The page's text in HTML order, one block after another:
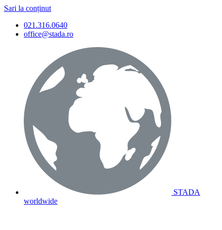
Sari la conținut
021.316.0640
office@stada.ro
STADA
worldwide